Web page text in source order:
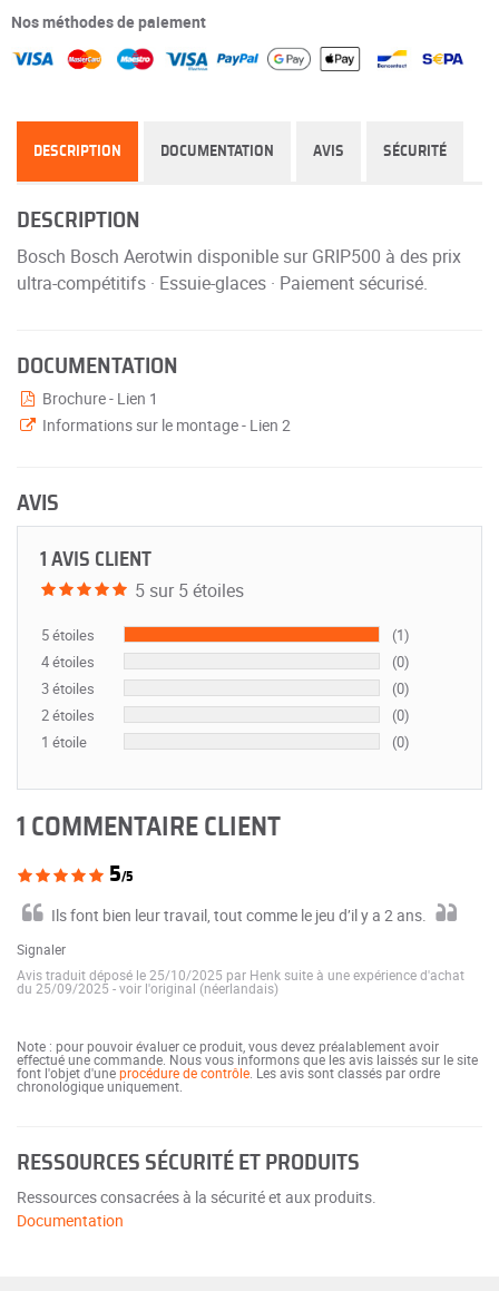
Nos méthodes de paiement
DESCRIPTION DOCUMENTATION AVIS SÉCURITÉ
DESCRIPTION
Bosch Bosch Aerotwin disponible sur GRIP500 à des prix
ultra-compétitifs · Essuie-glaces · Paiement sécurisé.
DOCUMENTATION
Brochure - Lien 1
Informations sur le montage - Lien 2
AVIS
1 AVIS CLIENT
5 sur 5 étoiles
5 étoiles
(1)
4 étoiles
(0)
3 étoiles
(0)
2 étoiles
(0)
1 étoile
(0)
1 COMMENTAIRE CLIENT
5/5
Ils font bien leur travail, tout comme le jeu d’il y a 2 ans.
Signaler
Avis traduit déposé le 25/10/2025 par Henk suite à une expérience d'achat
du 25/09/2025 -voir l'original (néerlandais)
Note : pour pouvoir évaluer ce produit, vous devez préalablement avoir
effectué une commande. Nous vous informons que les avis laissés sur le site
font l'objet d'uneprocédure de contrôle. Les avis sont classés par ordre
chronologique uniquement.
RESSOURCES SÉCURITÉ ET PRODUITS
Ressources consacrées à la sécurité et aux produits.
Documentation